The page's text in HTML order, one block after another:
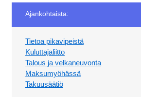
Ajankohtaista:
Tietoa pikavipeistä
Kuluttajaliitto
Talous ja velkaneuvonta
Maksumyöhässä
Takuusäätiö